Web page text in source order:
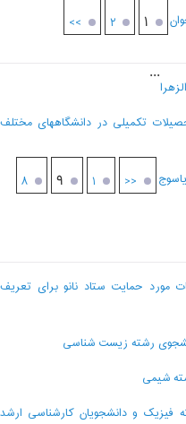
۱ ۲ >>
تکمیلی در دانشگاههای مختلف
<< ۱
...
۸ ۹
مورد حمایت ستاد نانو برای تعریف
رشته زیست شناسی
شیمی
فیزیک و دانشجویان کارشناسی ارشد